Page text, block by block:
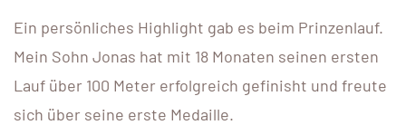
Ein persönliches Highlight gab es beim Prinzenlauf.
Mein Sohn Jonas hat mit 18 Monaten seinen ersten
Lauf über 100 Meter erfolgreich gefinisht und freute
sich über seine erste Medaille.